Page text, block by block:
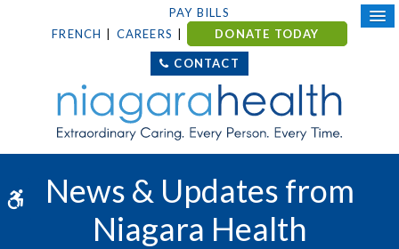
Accessible Version
PAY BILLS
FRENCH
CAREERS DONATE TODAY
CONTACT
News & Updates from
Niagara Health